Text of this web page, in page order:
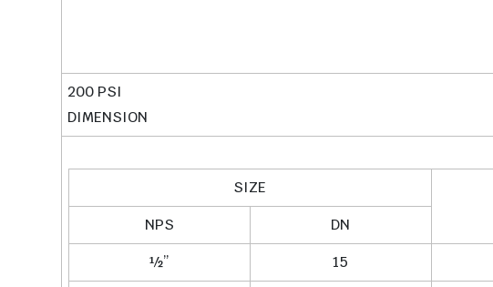
200 PSI
DIMENSION
SIZE
NPS
DN
½”
15